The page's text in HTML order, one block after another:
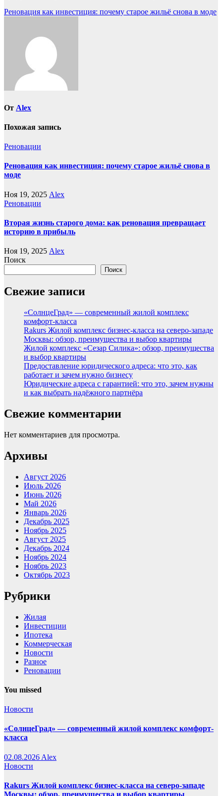
Навигация
записям
Реновация как инвестиция: почему старое жильё снова в моде
От Alex
Похожая запись
Реновации
Реновация как инвестиция: почему старое жильё снова в
моде
Ноя 19, 2025 Alex
Реновации
Вторая жизнь старого дома: как реновация превращает
историю в прибыль
Ноя 19, 2025 Alex
Поиск
Поиск
Свежие записи
«СолнцеГрад» — современный жилой комплекс
комфорт-класса
Rakurs Жилой комплекс бизнес-класса на северо-западе
Москвы: обзор, преимущества и выбор квартиры
Жилой комплекс «Сезар Силика»: обзор, преимущества
и выбор квартиры
Предоставление юридического адреса: что это, как
работает и зачем нужно бизнесу
Юридические адреса с гарантией: что это, зачем нужны
и как выбрать надёжного партнёра
Свежие комментарии
Нет комментариев для просмотра.
Архивы
Август 2026
Июль 2026
Июнь 2026
Май 2026
Январь 2026
Декабрь 2025
Ноябрь 2025
Август 2025
Декабрь 2024
Ноябрь 2024
Ноябрь 2023
Октябрь 2023
Рубрики
Жилая
Инвестиции
Ипотека
Коммерческая
Новости
Разное
Реновации
You missed
Новости
«СолнцеГрад» — современный жилой комплекс комфорт-
класса
02.08.2026 Alex
Новости
Rakurs Жилой комплекс бизнес-класса на северо-западе
Москвы: обзор, преимущества и выбор квартиры